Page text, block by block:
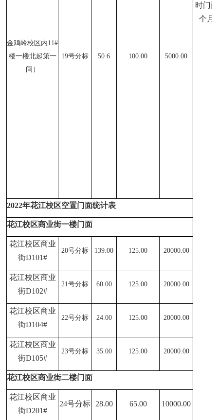
时门
个月
金鸡岭校区内11#
楼一楼北起第一
间）
19号分标 50.6 100.00 5000.00
2022年花江校区空置门面统计表
花江校区商业街一楼门面
花江校区商业
街D101#
20号分标 139.00 125.00 20000.00
花江校区商业
街D102#
21号分标 60.00 125.00 20000.00
花江校区商业
街D104#
22号分标 24.00 125.00 20000.00
花江校区商业
街D105#
23号分标 35.00 125.00 20000.00
花江校区商业街二楼门面
花江校区商业
街D201#
24号分标 28.00 65.00 10000.00